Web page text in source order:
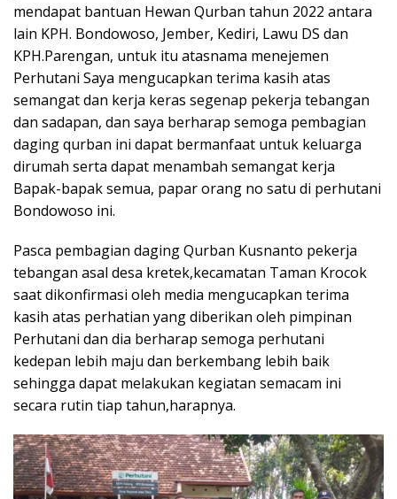
mendapat bantuan Hewan Qurban tahun 2022 antara
lain KPH. Bondowoso, Jember, Kediri, Lawu DS dan
KPH.Parengan, untuk itu atasnama menejemen
Perhutani Saya mengucapkan terima kasih atas
semangat dan kerja keras segenap pekerja tebangan
dan sadapan, dan saya berharap semoga pembagian
daging qurban ini dapat bermanfaat untuk keluarga
dirumah serta dapat menambah semangat kerja
Bapak-bapak semua, papar orang no satu di perhutani
Bondowoso ini.
Pasca pembagian daging Qurban Kusnanto pekerja
tebangan asal desa kretek,kecamatan Taman Krocok
saat dikonfirmasi oleh media mengucapkan terima
kasih atas perhatian yang diberikan oleh pimpinan
Perhutani dan dia berharap semoga perhutani
kedepan lebih maju dan berkembang lebih baik
sehingga dapat melakukan kegiatan semacam ini
secara rutin tiap tahun,harapnya.